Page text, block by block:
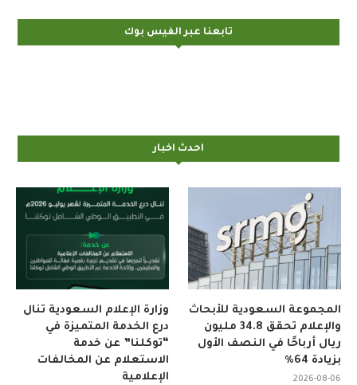
تابعنا عبر الفيس بوك
احدث اخبار
وزارة الإعلام السعودية تنال
درع الخدمة المتميزة في
“توكلنا” عن خدمة
الاستعلام عن المخالفات
الإعلامية
المجموعة السعودية للأبحاث
والإعلام تحقق 34.8 مليون
ريال أرباحًا في النصف الأول
بزيادة 64%
2026-08-06